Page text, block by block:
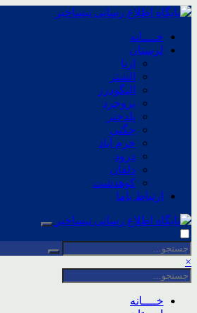
خــــانه
لرستان
ازنا
الشتر
الیگودرز
بروجرد
پلدختر
چگنی
خرم آباد
درود
دلفان
کوهدشت
ارتباط باما
×
خــــانه